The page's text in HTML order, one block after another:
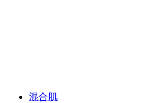
混合肌